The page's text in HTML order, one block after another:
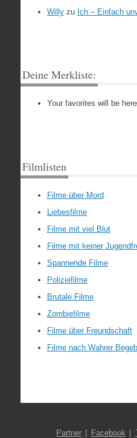
Willyzu Ich – Einfach
Deine Merkliste:
Your favorites will be
Filmlisten
Filme über Mord
Liebesfilme
Filme mit viel Blut
Filme mit keiner
Spannende Filme
Polizeifilme
Brutale Filme
Zombiefilme
Filme über Freundschaft
Filme nach Wahrer
Partner Facebook